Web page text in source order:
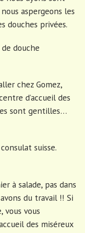
aspergeons les
douches privées.
douche
chez Gomez,
d’accueil des
sont gentilles…
suisse.
à salade, pas dans
du travail !! Si
vous vous
des miséreux